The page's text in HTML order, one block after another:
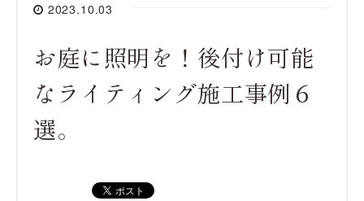
2023.10.03
お庭に照明を！後付け可能
なライティング施工事例６
選。